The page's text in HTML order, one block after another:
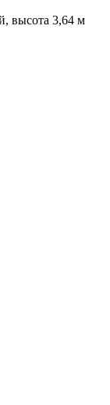
высота 3,64 м